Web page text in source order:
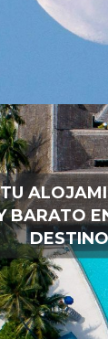
BARATO
DESTINO